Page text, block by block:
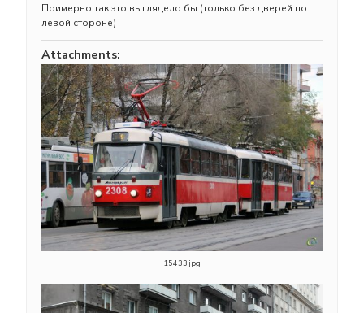
Примерно так это выглядело бы (только без дверей по
левой стороне)
Attachments:
15433.jpg